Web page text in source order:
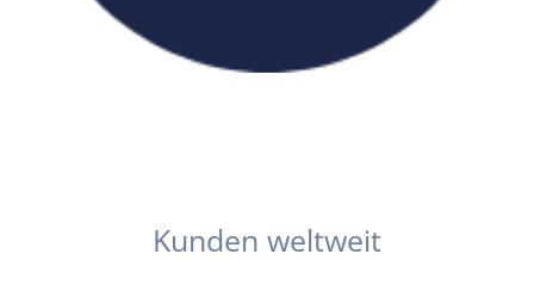
Kunden weltweit